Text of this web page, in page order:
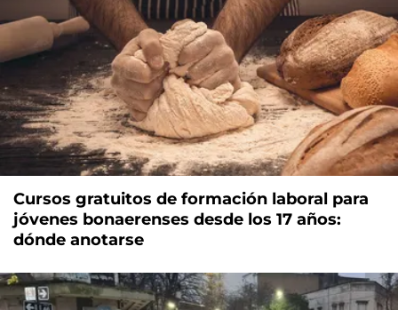
Cursos gratuitos de formación laboral para
jóvenes bonaerenses desde los 17 años:
dónde anotarse